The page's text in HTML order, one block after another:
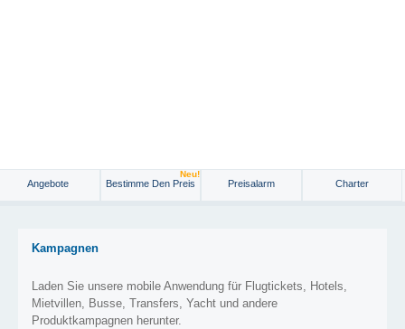
Angebote Bestimme Den Preis
Neu!
Preisalarm Charter
Kampagnen
Laden Sie unsere mobile Anwendung für Flugtickets, Hotels,
Mietvillen, Busse, Transfers, Yacht und andere
Produktkampagnen herunter.